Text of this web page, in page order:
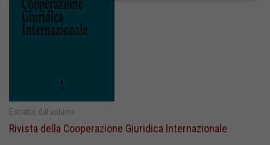
Estratto dal volume
Rivista della Cooperazione Giuridica Internazionale